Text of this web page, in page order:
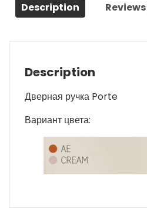
Description
Description
Дверная ручка Porte
Вариант цвета: